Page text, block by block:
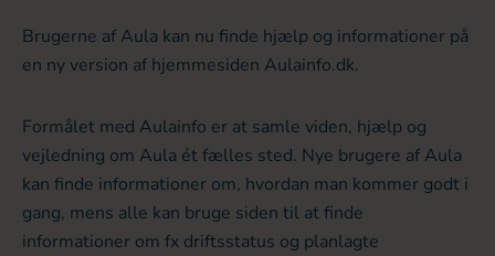
Brugerne af Aula kan nu finde hjælp og informationer på
en ny version af hjemmesiden Aulainfo.dk.
Formålet med Aulainfo er at samle viden, hjælp og
vejledning om Aula ét fælles sted. Nye brugere af Aula
kan finde informationer om, hvordan man kommer godt i
gang, mens alle kan bruge siden til at finde
informationer om fx driftsstatus og planlagte